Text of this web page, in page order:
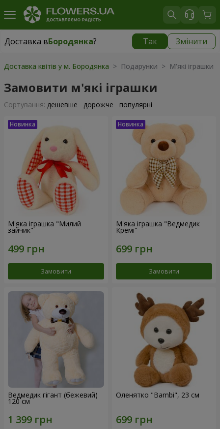
Доставка вБородянка? Так Змінити
Доставка вБородянка| безкоштовно
Доставка квітів у м. Бородянка > Подарунки > М'які іграшки
Замовити м'які іграшки
Сортування: дешевше дорожче популярні
М'яка іграшка "Милий
зайчик"
Замовити
М'яка іграшка "Ведмедик
Кремі"
Замовити
Ведмедик гігант (бежевий)
120 см
Оленятко "Bambi", 23 см